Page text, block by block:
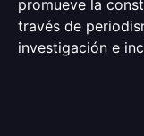
promueve la
través de
investigación e